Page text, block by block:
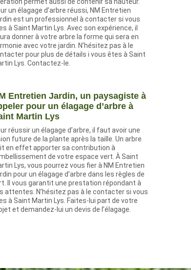
un élagage d’arbre réussi, NM Entretien
est un professionnel à contacter si vous
à Saint Martin Lys. Avec son expérience, il
donner à votre arbre la forme qui sera en
avec votre jardin. N’hésitez pas à le
pour plus de détails i vous êtes à Saint
Lys. Contactez-le.
Entretien Jardin, un paysagiste à
pour un élagage d’arbre à
Martin Lys
réussir un élagage d’arbre, il faut avoir une
future de la plante après la taille. Un arbre
en effet apporter sa contribution à
de votre espace vert. À Saint
Lys, vous pourrez vous fier à NM Entretien
pour un élagage d’arbre dans les règles de
Il vous garantit une prestation répondant à
attentes. N’hésitez pas à le contacter si vous
à Saint Martin Lys. Faites-lui part de votre
et demandez-lui un devis de l’élagage.